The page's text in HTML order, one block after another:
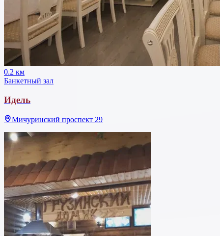
0.2 км
Банкетный зал
Идель
Мичуринский проспект 29